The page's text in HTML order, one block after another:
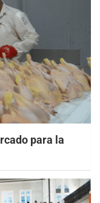
para la